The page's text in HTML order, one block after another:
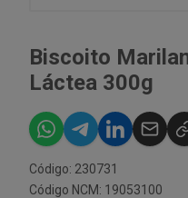
Biscoito
Láctea 300g
Código: 230731
Código NCM: 19053100